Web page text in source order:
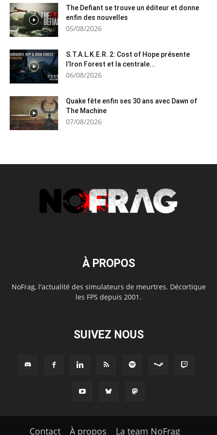
The Defiant se trouve un éditeur et donne
enfin des nouvelles
05/08/2026
S.T.A.L.K.E.R. 2: Cost of Hope présente
l’Iron Forest et la centrale...
06/08/2026
Quake fête enfin ses 30 ans avec Dawn of
The Machine
07/08/2026
À PROPOS
NoFrag, l'actualité des simulateurs de meurtres. Décortique
les FPS depuis 2001.
SUIVEZ NOUS
Contact À propos La team NoFrag